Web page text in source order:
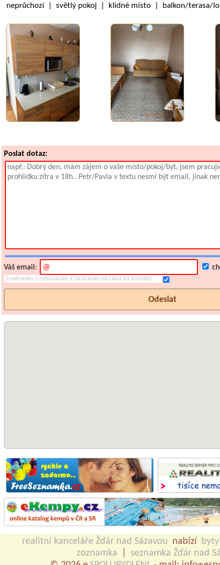
neprůchozí | světlý pokoj | klidné místo | balkon/terasa/
Poslat dotaz:
Váš email:
realitní kanceláře Žďár nad Sázavou nabízí
zoznamka
seznamka Žďár nad